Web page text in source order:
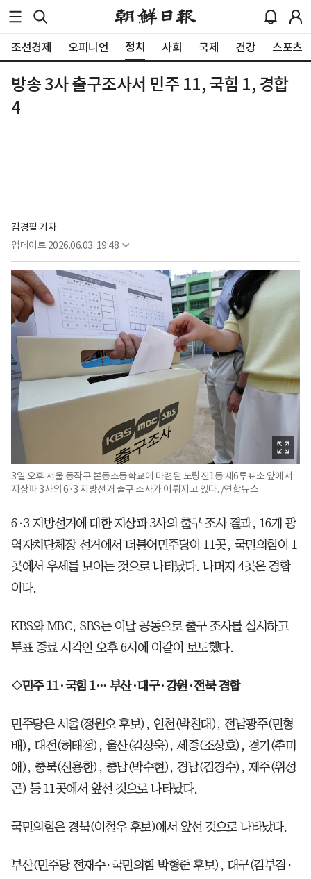
조선경제 오피니언 정치 사회 국제 건강 스포츠
방송 3사 출구조사서 민주 11, 국힘 1, 경합
4
김경필 기자
업데이트 2026.06.03. 19:48
3일 오후 서울 동작구 본동초등학교에 마련된 노량진1동 제6투표소 앞에서
지상파 3사의 6·3 지방선거 출구 조사가 이뤄지고 있다. /연합뉴스
6·3 지방선거에 대한 지상파 3사의 출구 조사 결과, 16개 광
역자치단체장 선거에서 더불어민주당이 11곳, 국민의힘이 1
곳에서 우세를 보이는 것으로 나타났다. 나머지 4곳은 경합
이다.
KBS와 MBC, SBS는 이날 공동으로 출구 조사를 실시하고
투표 종료 시각인 오후 6시에 이같이 보도했다.
◇민주 11·국힘 1… 부산·대구·강원·전북 경합
민주당은 서울(정원오 후보), 인천(박찬대), 전남광주(민형
배), 대전(허태정), 울산(김상욱), 세종(조상호), 경기(추미
애), 충북(신용한), 충남(박수현), 경남(김경수), 제주(위성
곤) 등 11곳에서 앞선 것으로 나타났다.
국민의힘은 경북(이철우 후보)에서 앞선 것으로 나타났다.
부산(민주당 전재수·국민의힘 박형준 후보), 대구(김부겸·